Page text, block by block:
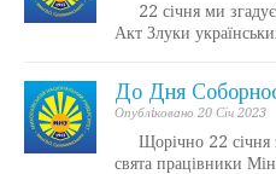
22 січня ми
Акт Злуки
До Дня
Опублiковано 20 Січ 2023
Щорічно 22 січня
свята працівники